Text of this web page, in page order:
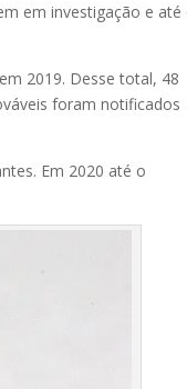
em investigação e até
2019. Desse total, 48
foram notificados
Em 2020 até o